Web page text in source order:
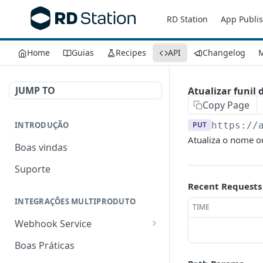
RD Station App
Home Guias Recipes API Changelog
JUMP TO
INTRODUÇÃO
Boas vindas
Suporte
INTEGRAÇÕES MULTIPRODUTO
Webhook Service
Criar um webhook
Boas Práticas
Atualizar funil
Copy Page
PUT https://
Atualiza o nome
Recent Requests
TIME